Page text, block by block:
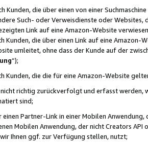
Kunden, die über einen von einer
Such- oder Verweisdienste oder Websites,
Link auf eine Amazon-Website
Kunden, die über einen Link auf eine
umleitet, ohne dass der Kunde auf der
“);
Kunden, die die für eine Amazon-Website
richtig zurückverfolgt und erfasst werden,
sind;
Partner-Link in einer Mobilen
Mobilen Anwendung, der nicht Creators
Ihnen ggf. zur Verfügung stellen, nutzt;